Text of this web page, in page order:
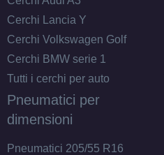
Cerchi Lancia Y
Cerchi Volkswagen Golf
Cerchi BMW serie 1
Tutti i cerchi per auto
Pneumatici per
dimensioni
Pneumatici 205/55 R16